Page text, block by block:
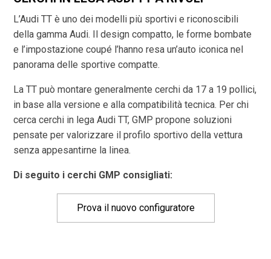
L’Audi TT è uno dei modelli più sportivi e riconoscibili
della gamma Audi. Il design compatto, le forme bombate
e l’impostazione coupé l’hanno resa un’auto iconica nel
panorama delle sportive compatte.
La TT può montare generalmente cerchi da 17 a 19 pollici,
in base alla versione e alla compatibilità tecnica. Per chi
cerca cerchi in lega Audi TT, GMP propone soluzioni
pensate per valorizzare il profilo sportivo della vettura
senza appesantirne la linea.
Di seguito i cerchi GMP consigliati:
Prova il nuovo configuratore